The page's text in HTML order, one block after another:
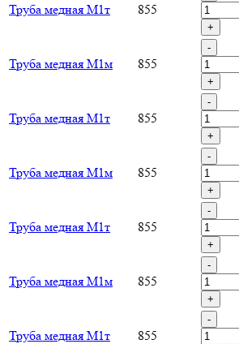
Труба медная М1т 855
+
Труба медная М1м 855
-
+
Труба медная М1т 855
-
+
Труба медная М1м 855
-
+
Труба медная М1т 855
-
+
Труба медная М1м 855
-
+
Труба медная М1т 855
-